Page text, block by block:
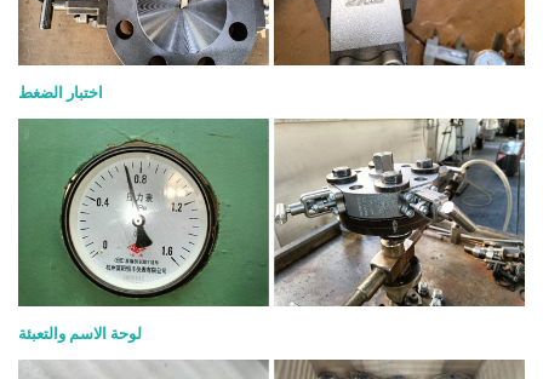
اختبار الضغط
لوحة الاسم والتعبئة